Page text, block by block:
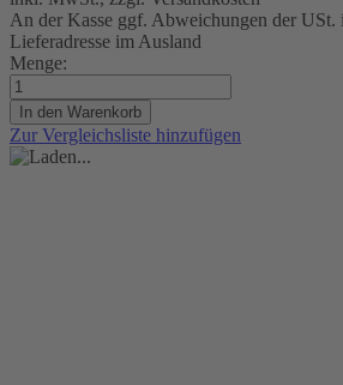
An der Kasse ggf. Abweichungen der
Lieferadresse im Ausland
Menge:
In den Warenkorb
Zur Vergleichsliste hinzufügen